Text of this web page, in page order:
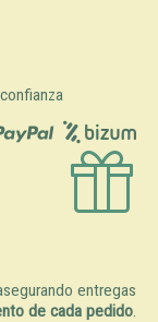
entregas
de cada pedido